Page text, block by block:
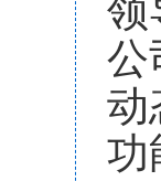
公
动
功